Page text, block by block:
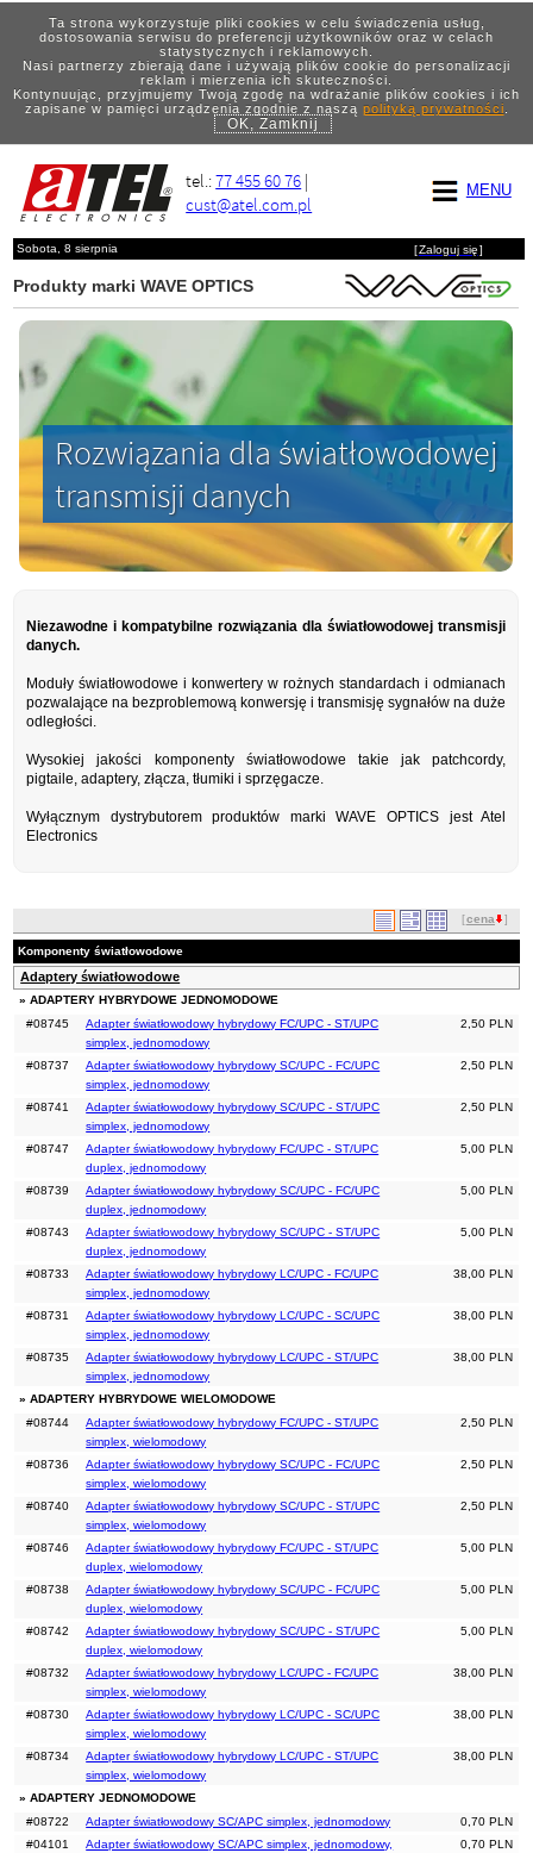
Ta strona wykorzystuje pliki cookies w celu świadczenia usług,
dostosowania serwisu do preferencji użytkowników oraz w celach
statystycznych i reklamowych.
Nasi partnerzy zbierają dane i używają plików cookie do personalizacji
reklam i mierzenia ich skuteczności.
Kontynuując, przyjmujemy Twoją zgodę na wdrażanie plików cookies i ich
zapisane w pamięci urządzenia zgodnie z naszą polityką prywatności.
OK, Zamknij
MENU
tel.:77 455 60 76 |
cust@atel.com.pl
Sobota, 8 sierpnia [Zaloguj się]
Produkty marki WAVE OPTICS
Rozwiązania dla światłowodowej
transmisji danych
Niezawodne i kompatybilne rozwiązania dla światłowodowej transmisji
danych.
Moduły światłowodowe i konwertery w rożnych standardach i odmianach
pozwalające na bezproblemową konwersję i transmisję sygnałów na duże
odległości.
Wysokiej jakości komponenty światłowodowe takie jak patchcordy,
pigtaile, adaptery, złącza, tłumiki i sprzęgacze.
Wyłącznym dystrybutorem produktów marki WAVE OPTICS jest Atel
Electronics
[cena ]
Komponenty światłowodowe
Adaptery światłowodowe
» ADAPTERY HYBRYDOWE JEDNOMODOWE
2,50 PLN
#08745
Adapter światłowodowy hybrydowy FC/UPC - ST/UPC
simplex, jednomodowy
2,50 PLN
#08737
Adapter światłowodowy hybrydowy SC/UPC - FC/UPC
simplex, jednomodowy
2,50 PLN
#08741
Adapter światłowodowy hybrydowy SC/UPC - ST/UPC
simplex, jednomodowy
5,00 PLN
#08747
Adapter światłowodowy hybrydowy FC/UPC - ST/UPC
duplex, jednomodowy
5,00 PLN
#08739
Adapter światłowodowy hybrydowy SC/UPC - FC/UPC
duplex, jednomodowy
5,00 PLN
#08743
Adapter światłowodowy hybrydowy SC/UPC - ST/UPC
duplex, jednomodowy
38,00 PLN
#08733
Adapter światłowodowy hybrydowy LC/UPC - FC/UPC
simplex, jednomodowy
38,00 PLN
#08731
Adapter światłowodowy hybrydowy LC/UPC - SC/UPC
simplex, jednomodowy
38,00 PLN
#08735
Adapter światłowodowy hybrydowy LC/UPC - ST/UPC
simplex, jednomodowy
» ADAPTERY HYBRYDOWE WIELOMODOWE
2,50 PLN
#08744
Adapter światłowodowy hybrydowy FC/UPC - ST/UPC
simplex, wielomodowy
2,50 PLN
#08736
Adapter światłowodowy hybrydowy SC/UPC - FC/UPC
simplex, wielomodowy
2,50 PLN
#08740
Adapter światłowodowy hybrydowy SC/UPC - ST/UPC
simplex, wielomodowy
5,00 PLN
#08746
Adapter światłowodowy hybrydowy FC/UPC - ST/UPC
duplex, wielomodowy
5,00 PLN
#08738
Adapter światłowodowy hybrydowy SC/UPC - FC/UPC
duplex, wielomodowy
5,00 PLN
#08742
Adapter światłowodowy hybrydowy SC/UPC - ST/UPC
duplex, wielomodowy
38,00 PLN
#08732
Adapter światłowodowy hybrydowy LC/UPC - FC/UPC
simplex, wielomodowy
38,00 PLN
#08730
Adapter światłowodowy hybrydowy LC/UPC - SC/UPC
simplex, wielomodowy
38,00 PLN
#08734
Adapter światłowodowy hybrydowy LC/UPC - ST/UPC
simplex, wielomodowy
» ADAPTERY JEDNOMODOWE
0,70 PLN
#08722
Adapter światłowodowy SC/APC simplex, jednomodowy
0,70 PLN
#04101
Adapter światłowodowy SC/APC simplex, jednomodowy,